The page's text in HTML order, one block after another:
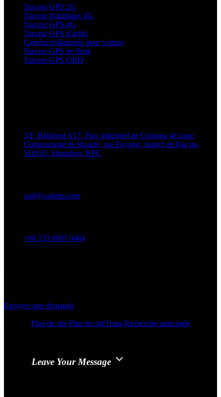
Traceur GPS 2G
Traceur d'animaux 4G
Traceur GPS 4G
Traceur GPS d'actifs
Caméra embarquée pour voiture
Traceur GPS de flotte
Traceur GPS OBD
3/F, Bâtiment A17, Parc industriel de Cuigang 4e zone,
Communauté de Huaide, rue Fuyong, district de Bao'an,
518103, Shenzhen, RPC
xad@xadgps.com
+86 159 8667 0464
Envoyer une demande
Plan du site,Plan du siteTrans,Recherche principale
Leave Your Message